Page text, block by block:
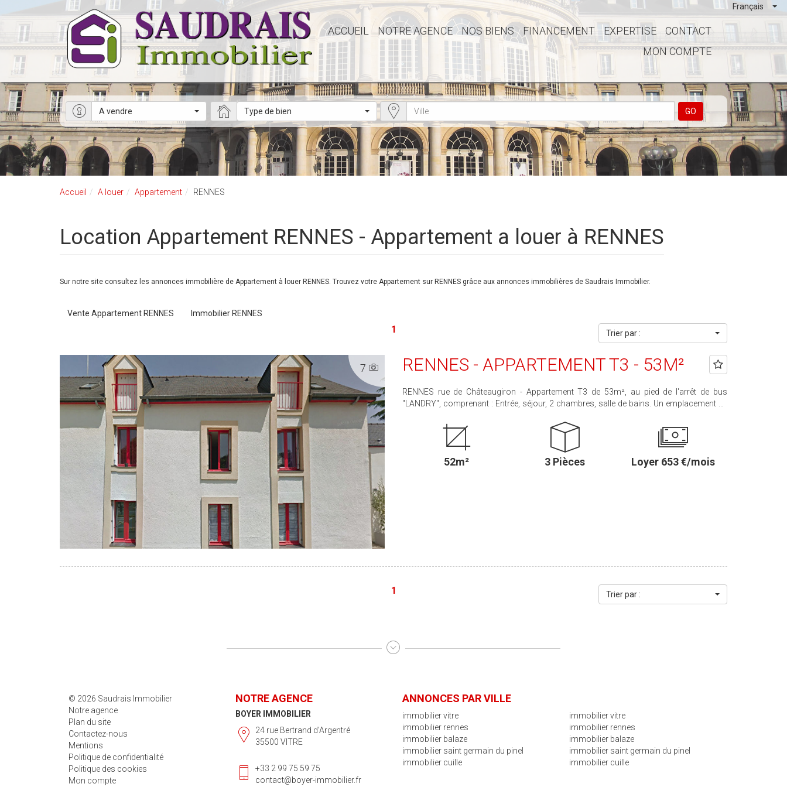
ACCUEIL NOTRE AGENCE NOS BIENS FINANCEMENT EXPERTISE
CONTACT
MON COMPTE
Français
A vendre Type de bien GO
Accueil A louer Appartement RENNES
Location Appartement RENNES - Appartement a louer à RENNES
Sur notre site consultez les annonces immobilière de Appartement à louer RENNES. Trouvez votre Appartement sur RENNES grâce aux annonces immobilières de Saudrais Immobilier.
Vente Appartement RENNES Immobilier RENNES
1 Trier par :
7 RENNES - APPARTEMENT T3 - 53M²
RENNES rue de Châteaugiron - Appartement T3 de 53m², au pied de l'arrêt de bus
"LANDRY", comprenant : Entrée, séjour, 2 chambres, salle de bains. Un emplacement de
dont 40 € de provisions sur charges avec régularisation annuelle (comprenant TEOM et
entretien parties communes) Dépôt de garantie 613 € Honoraires locataire 689 € TTC
52m² 3 Pièces Loyer 653 €/mois
1 Trier par :
© 2026 Saudrais Immobilier
Notre agence
Plan du site
Contactez-nous
Mentions
Politique de confidentialité
Politique des cookies
Mon compte
NOTRE AGENCE
BOYER IMMOBILIER
24 rue Bertrand d'Argentré
35500 VITRE
+33 2 99 75 59 75
contact@boyer-immobilier.fr
ANNONCES PAR VILLE
immobilier vitre
immobilier rennes
immobilier balaze
immobilier saint germain du pinel
immobilier cuille
immobilier vitre
immobilier rennes
immobilier balaze
immobilier saint germain du pinel
immobilier cuille